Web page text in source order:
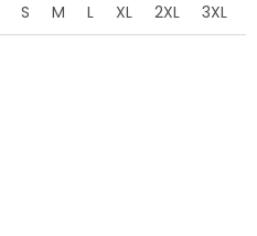
4XL 5XL
S M L XL 2XL 3XL